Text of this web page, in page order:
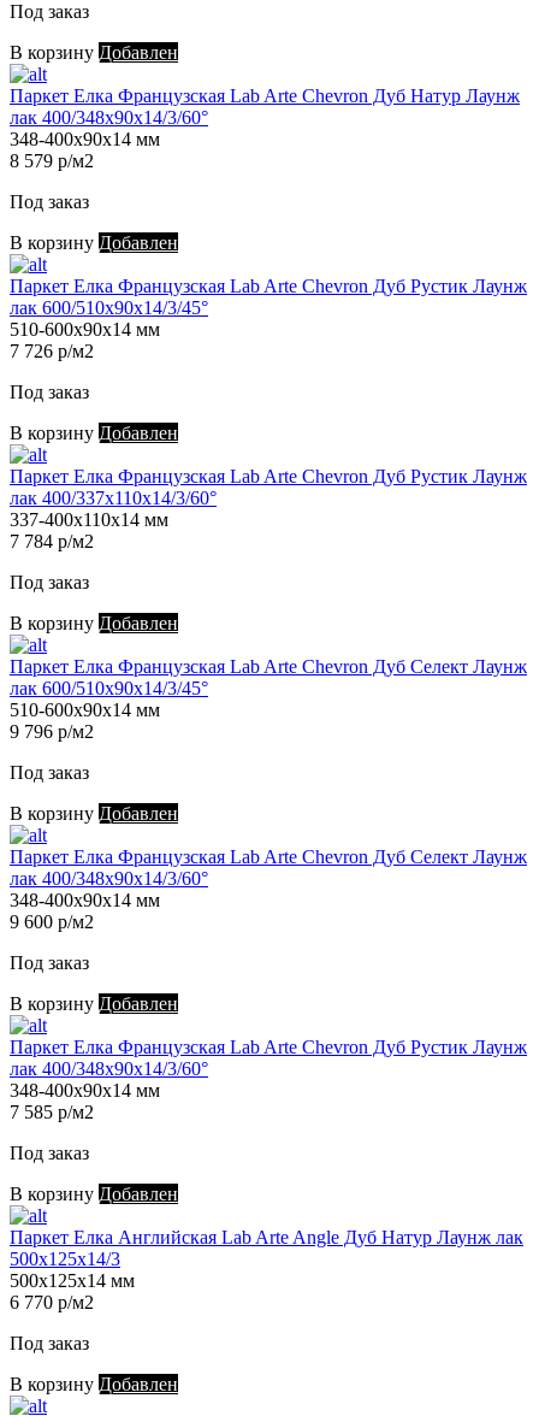
Под заказ
В корзину Добавлен
Паркет Елка Французская Lab Arte Chevron Дуб Натур Лаунж
лак 400/348х90х14/3/60°
348-400х90х14 мм
8 579 р/м2
Под заказ
В корзину Добавлен
Паркет Елка Французская Lab Arte Chevron Дуб Рустик Лаунж
лак 600/510х90х14/3/45°
510-600х90х14 мм
7 726 р/м2
Под заказ
В корзину Добавлен
Паркет Елка Французская Lab Arte Chevron Дуб Рустик Лаунж
лак 400/337х110х14/3/60°
337-400х110х14 мм
7 784 р/м2
Под заказ
В корзину Добавлен
Паркет Елка Французская Lab Arte Chevron Дуб Селект Лаунж
лак 600/510х90х14/3/45°
510-600х90х14 мм
9 796 р/м2
Под заказ
В корзину Добавлен
Паркет Елка Французская Lab Arte Chevron Дуб Селект Лаунж
лак 400/348х90х14/3/60°
348-400х90х14 мм
9 600 р/м2
Под заказ
В корзину Добавлен
Паркет Елка Французская Lab Arte Chevron Дуб Рустик Лаунж
лак 400/348х90х14/3/60°
348-400х90х14 мм
7 585 р/м2
Под заказ
В корзину Добавлен
Паркет Елка Английская Lab Arte Angle Дуб Натур Лаунж лак
500х125х14/3
500х125х14 мм
6 770 р/м2
Под заказ
В корзину Добавлен